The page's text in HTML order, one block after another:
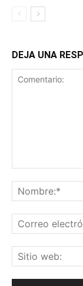
DEJA UNA